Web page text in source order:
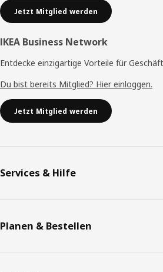
Jetzt Mitglied werden
IKEA Business Network
Entdecke einzigartige Vorteile für
Du bist bereits Mitglied? Hier einloggen.
Jetzt Mitglied werden
Services & Hilfe
Planen & Bestellen